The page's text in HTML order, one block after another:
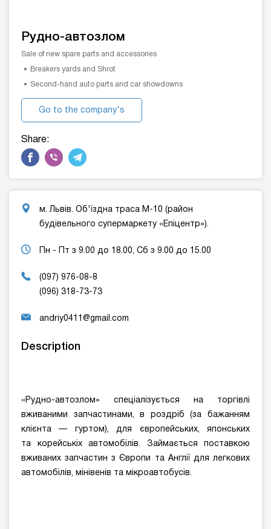
Рудно-автозлом
Sale of new spare parts and accessories
Breakers yards and Shrot
Second-hand auto parts and car showdowns
Go to the company's
Share:
м. Львів. Об'їздна траса М-10 (район
будівельного супермаркету «Епіцентр»).
Пн - Пт з 9.00 до 18.00, Сб з 9.00 до 15.00
(097) 976-08-8
(096) 318-73-73
andriy0411@gmail.com
Description
«Рудно-автозлом» спеціалізується на торгівлі
вживаними запчастинами, в роздріб (за бажанням
клієнта — гуртом), для європейських, японських
та корейськіх автомобілів. Займається поставкою
вживаних запчастин з Європи та Англії для легкових
автомобілів, мінівенів та мікроавтобусів.